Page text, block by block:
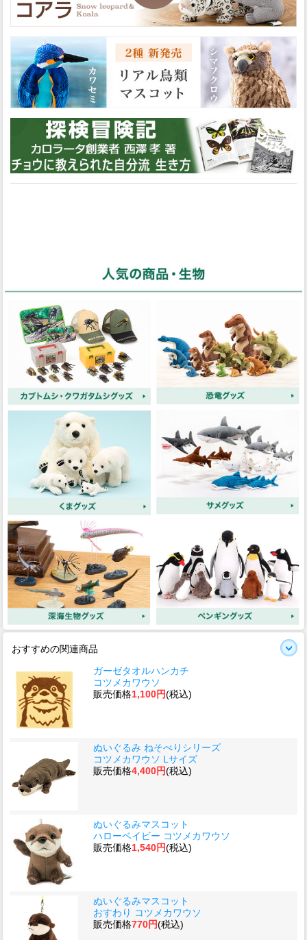
おすすめの関連商品
ガーゼタオルハンカチ
コツメカワウソ
販売価格1,100円(税込)
ぬいぐるみ ねそべりシリーズ
コツメカワウソ Lサイズ
販売価格4,400円(税込)
ぬいぐるみマスコット
ハローベイビー コツメカワウソ
販売価格1,540円(税込)
ぬいぐるみマスコット
おすわり コツメカワウソ
販売価格770円(税込)